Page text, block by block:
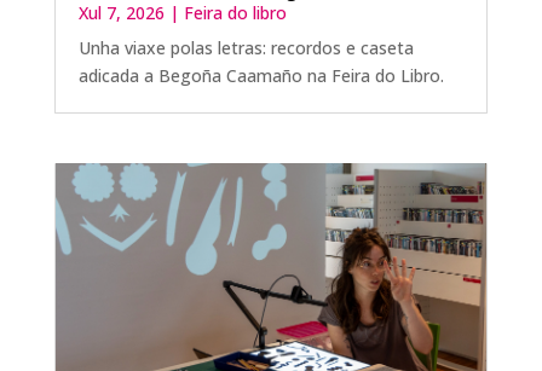
Xul 7, 2026 | Feira do libro
Unha viaxe polas letras: recordos e caseta
adicada a Begoña Caamaño na Feira do Libro.